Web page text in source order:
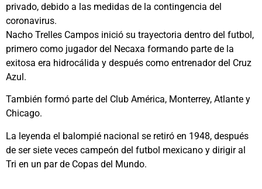
privado, debido a las medidas de la contingencia del
coronavirus.
Nacho Trelles Campos inició su trayectoria dentro del futbol,
primero como jugador del Necaxa formando parte de la
exitosa era hidrocálida y después como entrenador del Cruz
Azul.
También formó parte del Club América, Monterrey, Atlante y
Chicago.
La leyenda el balompié nacional se retiró en 1948, después
de ser siete veces campeón del futbol mexicano y dirigir al
Tri en un par de Copas del Mundo.